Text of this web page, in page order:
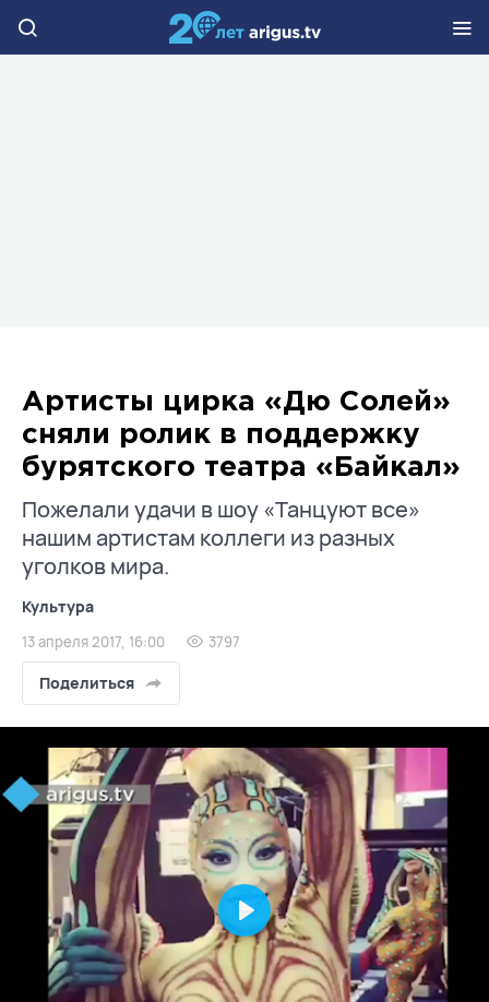
Артисты цирка «Дю Солей»
сняли ролик в поддержку
бурятского театра «Байкал»
Пожелали удачи в шоу «Танцуют все»
нашим артистам коллеги из разных
уголков мира.
Культура
13 апреля 2017, 16:00 3797
Поделиться
Play